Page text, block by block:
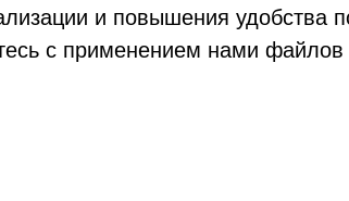
и повышения удобства
с применением нами файлов